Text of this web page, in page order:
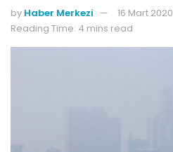
by Haber Merkezi
16 Mart 2020
Reading Time: 4 mins read